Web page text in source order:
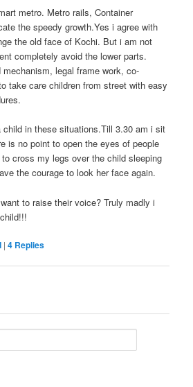
metro. Metro rails, Container
the speedy growth.Yes i agree with
the old face of Kochi. But i am not
completely avoid the lower parts.
legal frame work, co-
take care children from street with easy
in these situations.Till 3.30 am i sit
is no point to open the eyes of people
cross my legs over the child sleeping
the courage to look her face again.
to raise their voice? Truly madly i
|4 Replies